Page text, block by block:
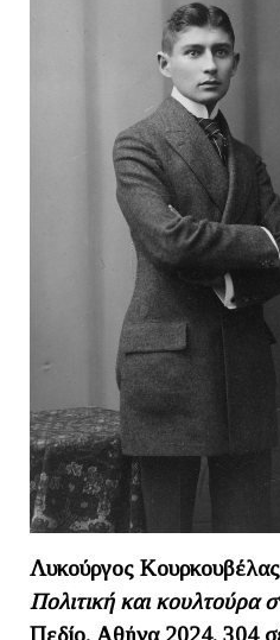
Λυκούργος
Πολιτική και κουλτούρα
Πεδίο, Αθήνα 2024, 304